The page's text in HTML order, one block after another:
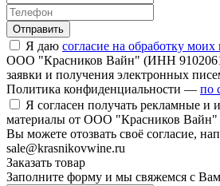
Отправить
Я даю согласие на обработку
ООО "Красников Вайн" (ИНН
заявки и получения электронных
Политика конфиденциальности — по
Я согласен получать рекламные
материалы от ООО "Красников Вайн"
Вы можете отозвать своё согласие,
sale@krasnikovwine.ru
Заказать товар
Заполните форму и мы свяжемся с